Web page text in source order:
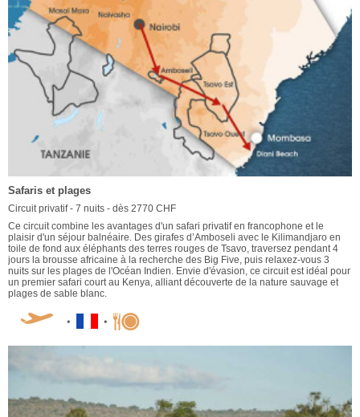
Safaris et plages
Circuit privatif - 7 nuits - dès 2770 CHF
Ce circuit combine les avantages d'un safari privatif en francophone et le
plaisir d'un séjour balnéaire. Des girafes d’Amboseli avec le Kilimandjaro en
toile de fond aux éléphants des terres rouges de Tsavo, traversez pendant 4
jours la brousse africaine à la recherche des Big Five, puis relaxez-vous 3
nuits sur les plages de l'Océan Indien. Envie d'évasion, ce circuit est idéal pour
un premier safari court au Kenya, alliant découverte de la nature sauvage et
plages de sable blanc.